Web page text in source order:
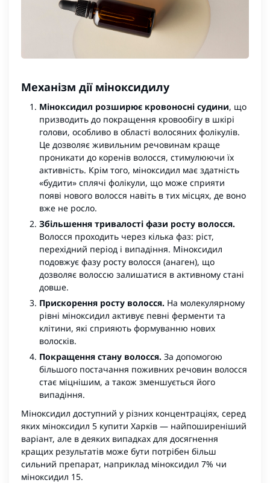
Механізм дії міноксидилу
Міноксидил розширює кровоносні судини, що
призводить до покращення кровообігу в шкірі
голови, особливо в області волосяних фолікулів.
Це дозволяє живильним речовинам краще
проникати до коренів волосся, стимулюючи їх
активність. Крім того, міноксидил має здатність
«будити» сплячі фолікули, що може сприяти
появі нового волосся навіть в тих місцях, де воно
вже не росло.
Збільшення тривалості фази росту волосся.
Волосся проходить через кілька фаз: ріст,
перехідний період і випадіння. Міноксидил
подовжує фазу росту волосся (анаген), що
дозволяє волоссю залишатися в активному стані
довше.
Прискорення росту волосся. На молекулярному
рівні міноксидил активує певні ферменти та
клітини, які сприяють формуванню нових
волосків.
Покращення стану волосся. За допомогою
більшого постачання поживних речовин волосся
стає міцнішим, а також зменшується його
випадіння.
Міноксидил доступний у різних концентраціях, серед
яких міноксидил 5 купити Харків — найпоширеніший
варіант, але в деяких випадках для досягнення
кращих результатів може бути потрібен більш
сильний препарат, наприклад міноксидил 7% чи
міноксидил 15.